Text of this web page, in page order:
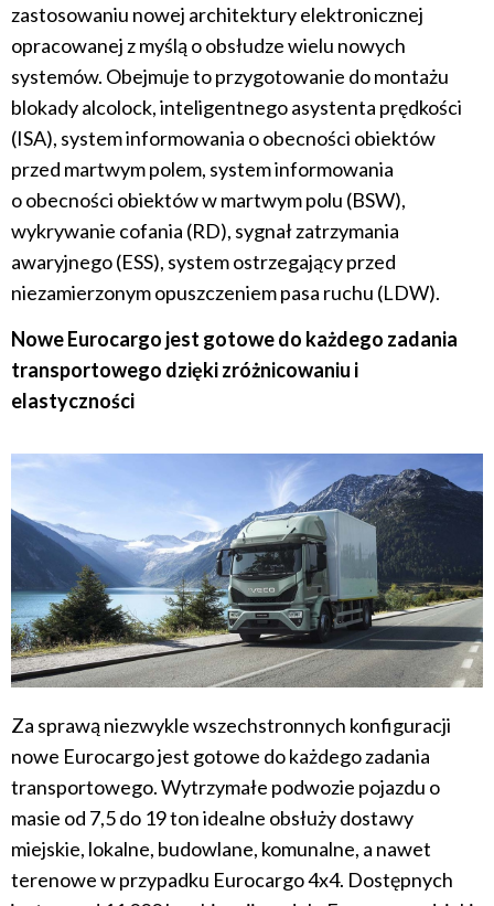
Zmiany w preferencjach można wprowadzać w każdej
chwili.
zastosowaniu nowej architektury elektronicznej
opracowanej z myślą o obsłudze wielu nowych
systemów. Obejmuje to przygotowanie do montażu
blokady alcolock, inteligentnego asystenta prędkości
(ISA), system informowania o obecności obiektów
przed martwym polem, system informowania
o obecności obiektów w martwym polu (BSW),
wykrywanie cofania (RD), sygnał zatrzymania
awaryjnego (ESS), system ostrzegający przed
niezamierzonym opuszczeniem pasa ruchu (LDW).
Nowe Eurocargo jest gotowe do każdego zadania
transportowego dzięki zróżnicowaniu i
elastyczności
Za sprawą niezwykle wszechstronnych konfiguracji
nowe Eurocargo jest gotowe do każdego zadania
transportowego. Wytrzymałe podwozie pojazdu o
masie od 7,5 do 19 ton idealne obsłuży dostawy
miejskie, lokalne, budowlane, komunalne, a nawet
terenowe w przypadku Eurocargo 4x4. Dostępnych